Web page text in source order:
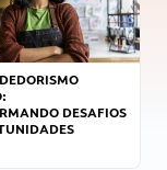
DESAFIOS